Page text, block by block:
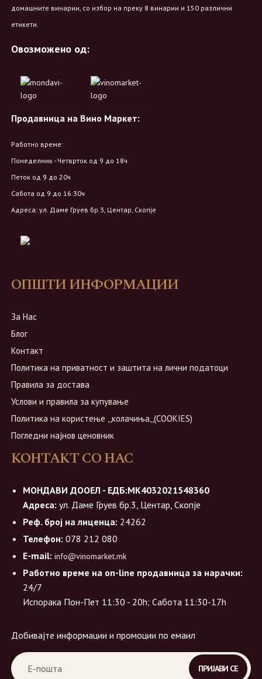
домашните винарии, со избор на преку 8 винарии и 150 различни
етикети.
Овозможено од:
Продавница на Вино Маркет:
Работно време:
Понеделник - Четврток од 9 до 18ч
Петок од 9 до 20ч
Сабота од 9 до 16:30ч
Адреса: ул. Даме Груев бр.3, Центар, Скопје
ОПШТИ ИНФОРМАЦИИ
За Нас
Блог
Контакт
Политика на приватност и заштита на лични податоци
Правила за достава
Услови и правила за купување
Политика на користење ,,колачиња,,(COOKIES)
Погледни најнов ценовник
КОНТАКТ СО НАС
МОНДАВИ ДООЕЛ - ЕДБ:МК4032021548360
Адреса: ул. Даме Груев бр.3, Центар, Скопје
Реф. број на лиценца: 24262
Телефон: 078 212 080
E-mail: info@vinomarket.mk
Работно време на on-line продавница за нарачки:
24/7
Испорака Пон-Пет 11:30 - 20h; Сабота 11:30-17h
Добивајте информации и промоции по емаил